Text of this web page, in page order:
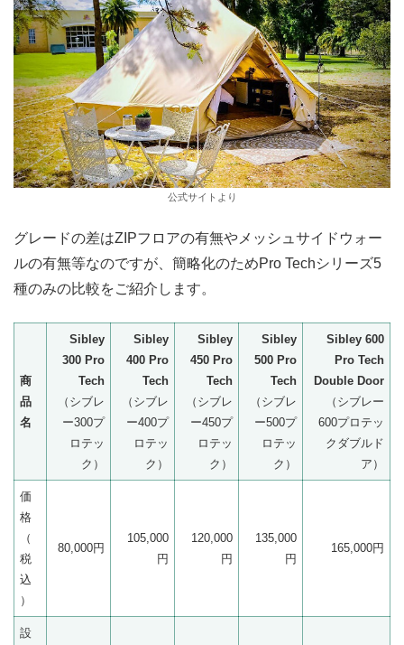
公式サイトより
グレードの差はZIPフロアの有無やメッシュサイドウォー
ルの有無等なのですが、簡略化のためPro Techシリーズ5
種のみの比較をご紹介します。
商
品
名
Sibley
300 Pro
Tech
（シブレ
ー300プ
ロテッ
ク）
Sibley
400 Pro
Tech
（シブレ
ー400プ
ロテッ
ク）
Sibley
450 Pro
Tech
（シブレ
ー450プ
ロテッ
ク）
Sibley
500 Pro
Tech
（シブレ
ー500プ
ロテッ
ク）
Sibley 600
Pro Tech
Double Door
（シブレー
600プロテッ
クダブルド
ア）
価
格
（
税
込
）
80,000円
105,000
円
120,000
円
135,000
円
165,000円
設